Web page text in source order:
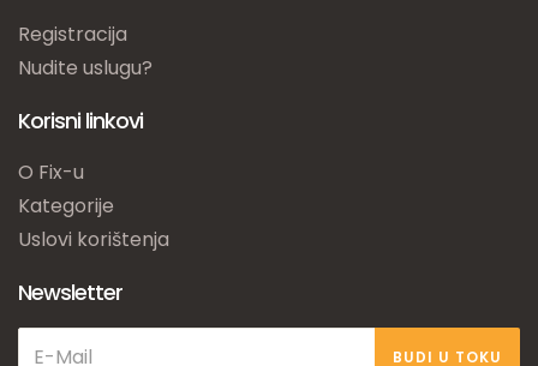
Registracija
Nudite uslugu?
Korisni linkovi
O Fix-u
Kategorije
Uslovi korištenja
Newsletter
BUDI U TOKU